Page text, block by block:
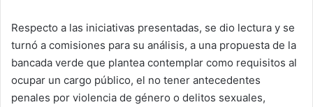
Respecto a las iniciativas presentadas, se dio lectura y se
turnó a comisiones para su análisis, a una propuesta de la
bancada verde que plantea contemplar como requisitos al
ocupar un cargo público, el no tener antecedentes
penales por violencia de género o delitos sexuales,